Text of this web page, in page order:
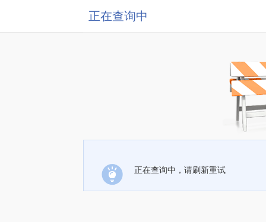
正在查询中
正在查询中，请刷新重试